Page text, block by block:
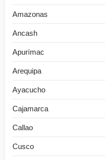
Amazonas
Ancash
Apurímac
Arequipa
Ayacucho
Cajamarca
Callao
Cusco